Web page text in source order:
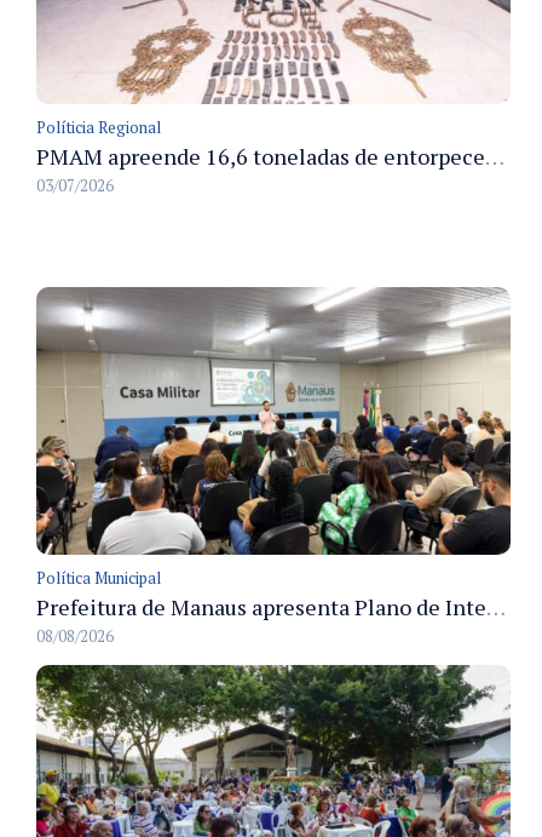
Políticia Regional
PMAM apreende 16,6 toneladas de entorpecentes e registra aumento nas prisões em flagrante e nas capturas de foragidos no primeiro semestre de 2026
03/07/2026
Política Municipal
Prefeitura de Manaus apresenta Plano de Integridade da CGM e qualifica servidores para governança e conformidade no biênio 2027-2028
08/08/2026